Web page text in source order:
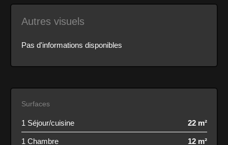
Autres visuels
Pas d'informations disponibles
Surfaces
1 Séjour/cuisine 22 m²
1 Chambre 12 m²